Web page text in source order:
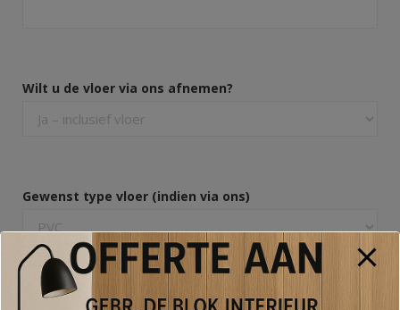
Wilt u de vloer via ons afnemen?
Gewenst type vloer (indien via ons)
Aantal m²